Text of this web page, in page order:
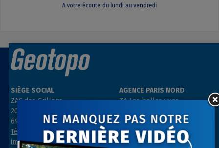
A votre écoute du lundi au vendredi
SIÈGE SOCIAL
ZAC des Grillons
208, rue de l’Ancienne Distillerie
69400 GLEIZÉ
Tél : 04 74 69 94 00
info@geotopo.fr
AGENCE PARIS NORD
ZA Les belles vues
91290 ARPAJON
Tél : 01 64 55 11 80
contact@geotopo.fr